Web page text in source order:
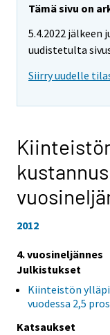
Tämä sivu on
5.4.2022
uudistetulta
Siirry uudelle
2012
4. vuosineljännes
Julkistukset
Kiinteistön
vuodessa 2,5
Katsaukset